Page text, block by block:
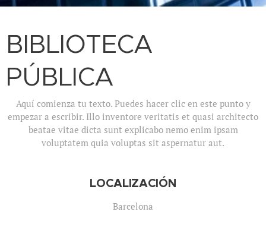
BIBLIOTECA
PÚBLICA
Aquí comienza tu texto. Puedes hacer clic en este punto y
empezar a escribir. Illo inventore veritatis et quasi architecto
beatae vitae dicta sunt explicabo nemo enim ipsam
voluptatem quia voluptas sit aspernatur aut.
LOCALIZACIÓN
Barcelona